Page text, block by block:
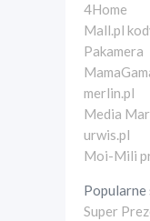
4Home
Mall.pl
Pakamera
merlin.pl
Media
urwis.pl
Moi-Mili
Popularne
Super